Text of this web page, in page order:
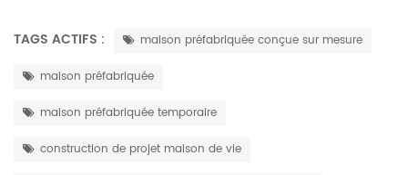
TAGS ACTIFS : maison préfabriquée conçue sur mesure
maison préfabriquée
maison préfabriquée temporaire
construction de projet maison de vie